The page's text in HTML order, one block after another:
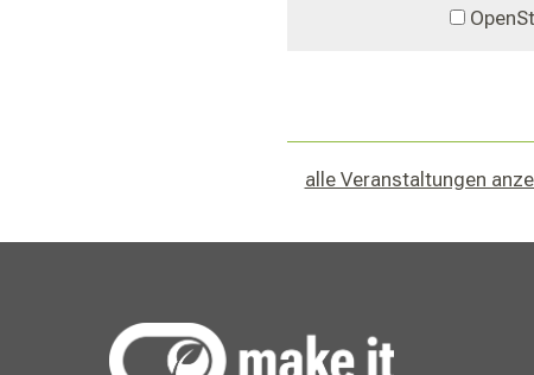
alle Veranstaltungen